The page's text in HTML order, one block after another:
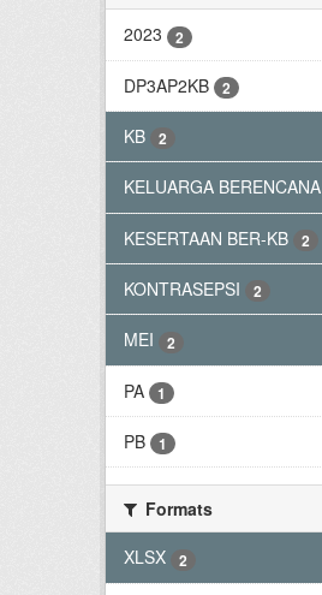
2023
2
DP3AP2KB 2
KB 2
KELUARGA BERENCANA
KESERTAAN BER-KB 2
KONTRASEPSI 2
MEI 2
PA 1
PB 1
Formats
XLSX
2